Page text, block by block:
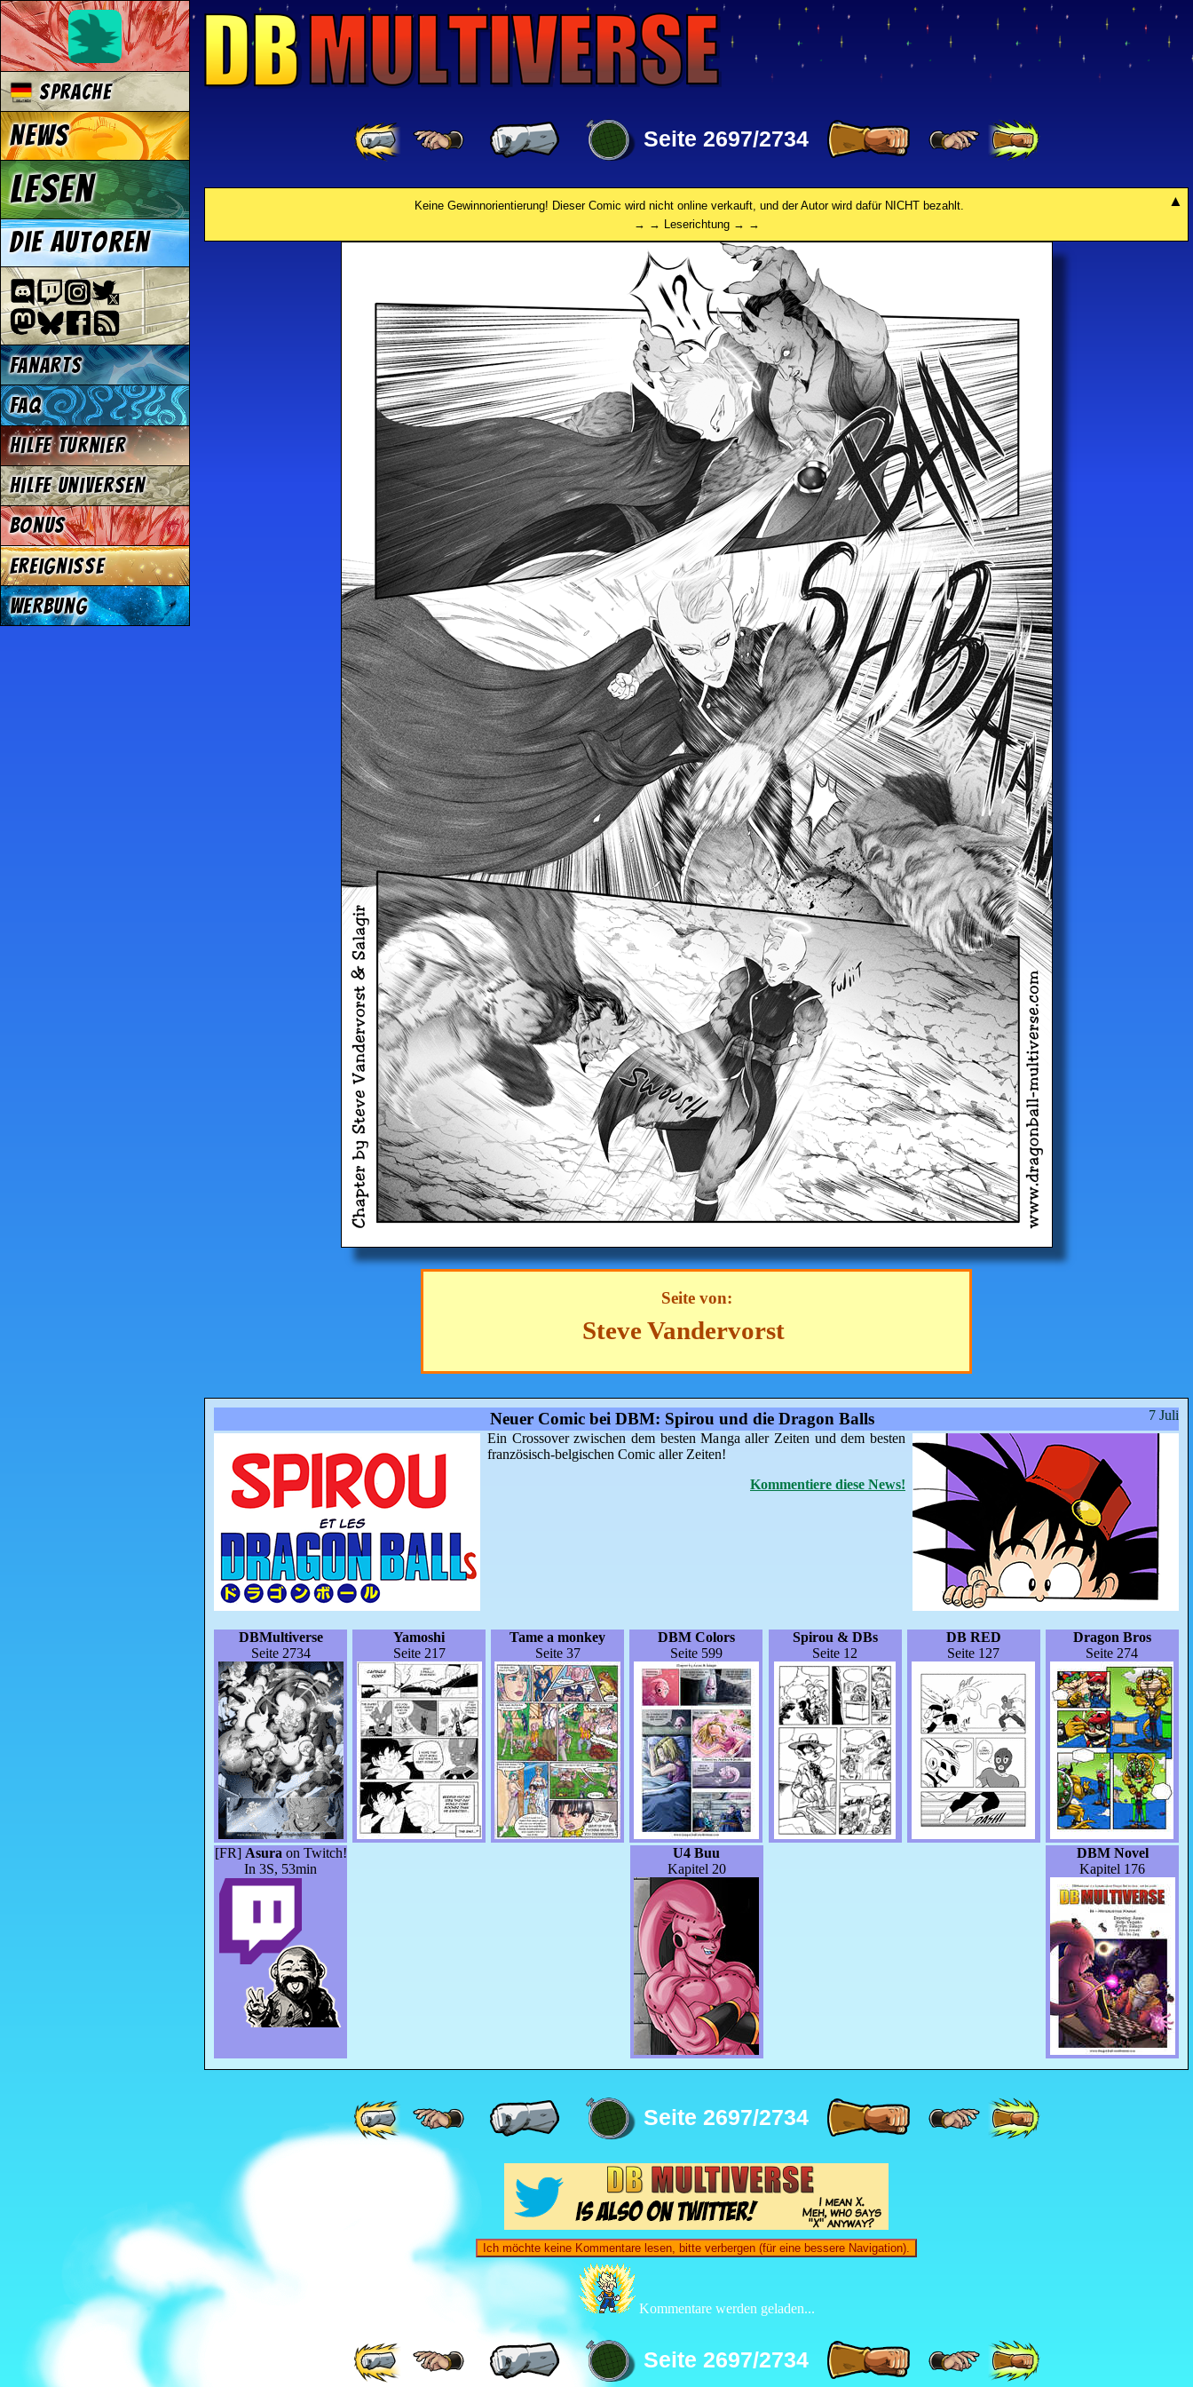
Seite 2697/2734
Keine Gewinnorientierung! Dieser Comic wird nicht online verkauft, und der Autor wird dafür NICHT bezahlt.
→ → Leserichtung → →
Seite von:
Steve Vandervorst
7 Juli
Neuer Comic bei DBM: Spirou und die Dragon Balls
Ein Crossover zwischen dem besten Manga aller Zeiten und dem besten
französisch-belgischen Comic aller Zeiten!
Kommentiere diese News!
DBMultiverse
Seite 2734
Yamoshi
Seite 217
Tame a monkey
Seite 37
DBM Colors
Seite 599
Spirou & DBs
Seite 12
DB RED
Seite 127
Dragon Bros
Seite 274
[FR] Asura on Twitch!
In 3S, 53min
U4 Buu
Kapitel 20
DBM Novel
Kapitel 176
Seite 2697/2734
Ich möchte keine Kommentare lesen, bitte verbergen (für eine bessere Navigation).
Kommentare werden geladen...
Seite 2697/2734
Sprache
News
Lesen
Die Autoren
Fanarts
FAQ
Hilfe Turnier
Hilfe Universen
Bonus
Ereignisse
Werbung